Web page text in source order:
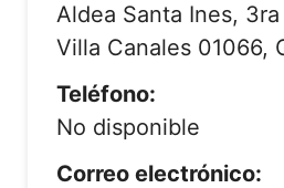
Aldea Santa Ines,
Villa Canales 01066,
Teléfono:
No disponible
Correo electrónico: